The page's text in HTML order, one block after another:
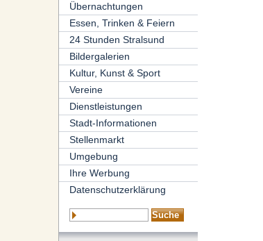
Übernachtungen
Essen, Trinken & Feiern
24 Stunden Stralsund
Bildergalerien
Kultur, Kunst & Sport
Vereine
Dienstleistungen
Stadt-Informationen
Stellenmarkt
Umgebung
Ihre Werbung
Datenschutzerklärung